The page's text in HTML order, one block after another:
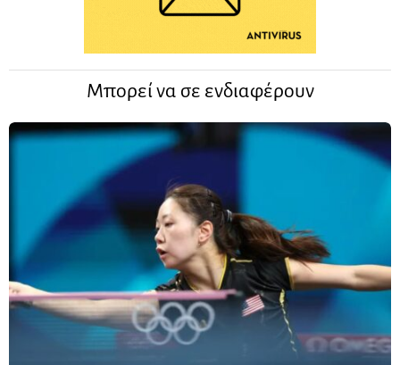
Μπορεί να σε ενδιαφέρουν